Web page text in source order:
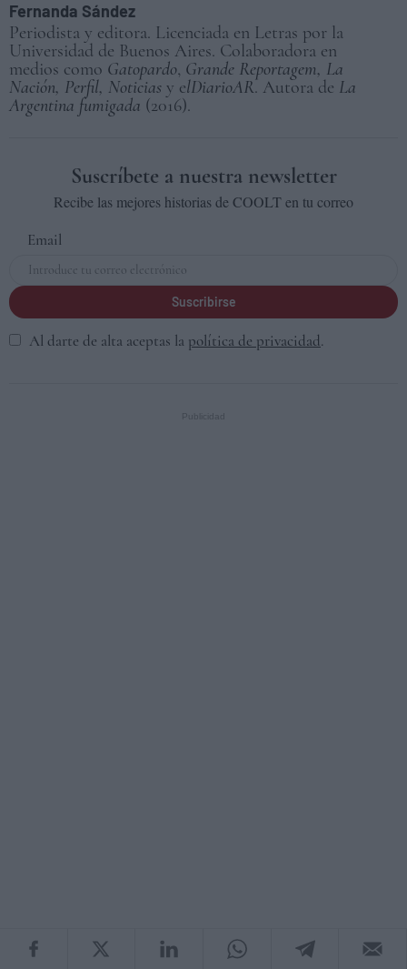
Fernanda Sández
Periodista y editora. Licenciada en Letras por la
Universidad de Buenos Aires. Colaboradora en
medios como Gatopardo, Grande Reportagem, La
Nación, Perfil, Noticias y elDiarioAR. Autora de La
Argentina fumigada (2016).
Suscríbete a nuestra newsletter
Recibe las mejores historias de COOLT en tu correo
Email
Suscribirse
Al darte de alta aceptas la política de privacidad.